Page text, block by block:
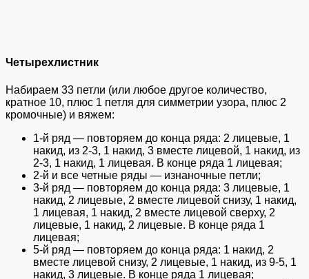
Четырехлистник
Набираем 33 петли (или любое другое количество,
кратное 10, плюс 1 петля для симметрии узора, плюс 2
кромочные) и вяжем:
1-й ряд — повторяем до конца ряда: 2 лицевые, 1
накид, из 2-3, 1 накид, 3 вместе лицевой, 1 накид, из
2-3, 1 накид, 1 лицевая. В конце ряда 1 лицевая;
2-й и все четные ряды — изнаночные петли;
3-й ряд — повторяем до конца ряда: 3 лицевые, 1
накид, 2 лицевые, 2 вместе лицевой снизу, 1 накид,
1 лицевая, 1 накид, 2 вместе лицевой сверху, 2
лицевые, 1 накид, 2 лицевые. В конце ряда 1
лицевая;
5-й ряд — повторяем до конца ряда: 1 накид, 2
вместе лицевой снизу, 2 лицевые, 1 накид, из 9-5, 1
накид, 3 лицевые. В конце ряда 1 лицевая;